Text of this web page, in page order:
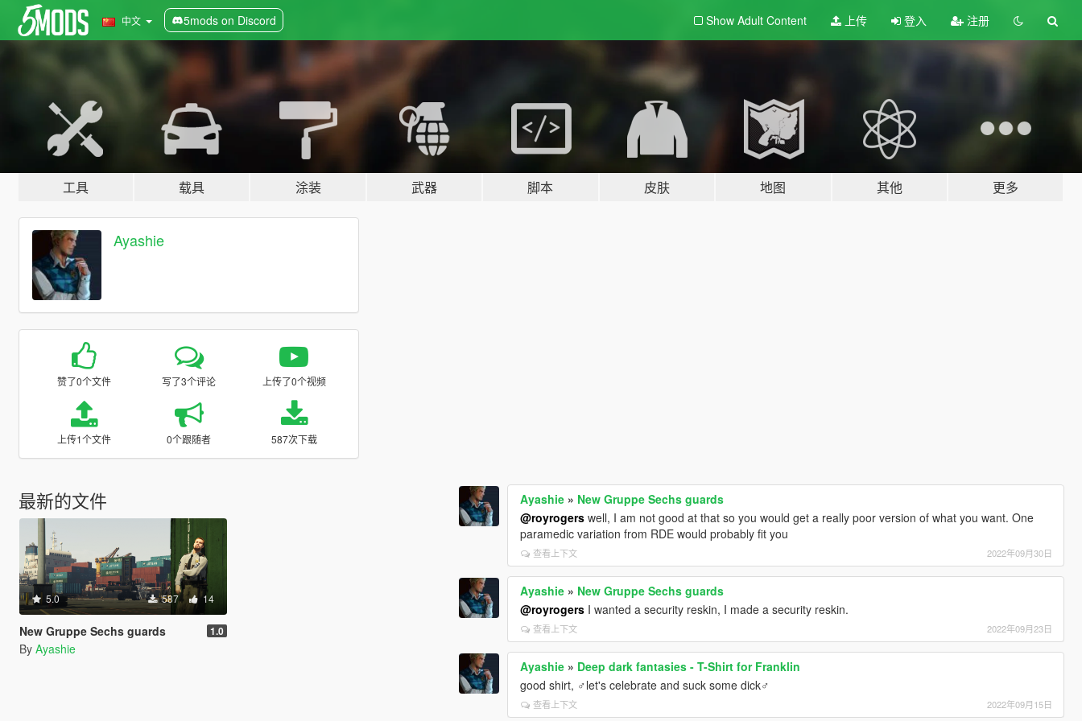
中文 5mods on Discord Show Adult Content 上传 登入 注册
工具 载具 涂装 武器 脚本 皮肤 地图 其他 更多
Ayashie
赞了0个文件 写了3个评论 上传了0个视频
上传1个文件 0个跟随者 587次下载
最新的文件
5.0 587 14
New Gruppe Sechs guards 1.0
By Ayashie
Ayashie » New Gruppe Sechs guards
@royrogers well, I am not good at that so you would get a really poor version of what you want. One
paramedic variation from RDE would probably fit you
查看上下文 2022年09月30日
Ayashie » New Gruppe Sechs guards
@royrogers I wanted a security reskin, I made a security reskin.
查看上下文 2022年09月23日
Ayashie » Deep dark fantasies - T-Shirt for Franklin
good shirt, ♂let's celebrate and suck some dick♂
查看上下文 2022年09月15日